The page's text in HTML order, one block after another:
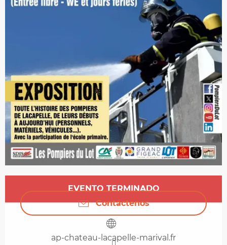
Horarios y datos de contacto
EVENTO TERMINADO
Contáctenos
ap-chateau-lacapelle-marival.fr